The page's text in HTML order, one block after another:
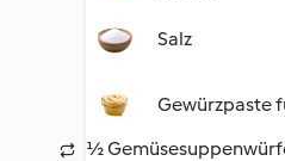
Salz
Gewürzpaste
½